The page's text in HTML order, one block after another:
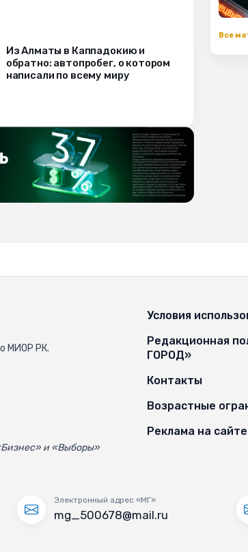
Из Алматы в Каппадокию и
обратно: автопробег, о котором
написали по всему миру
Все
МИОР РК.
и «Выборы»
Условия
Редакционная
ГОРОД»
Контакты
Возрастные
Реклама на сайте
Электронный адрес «МГ»
mg_500678@mail.ru